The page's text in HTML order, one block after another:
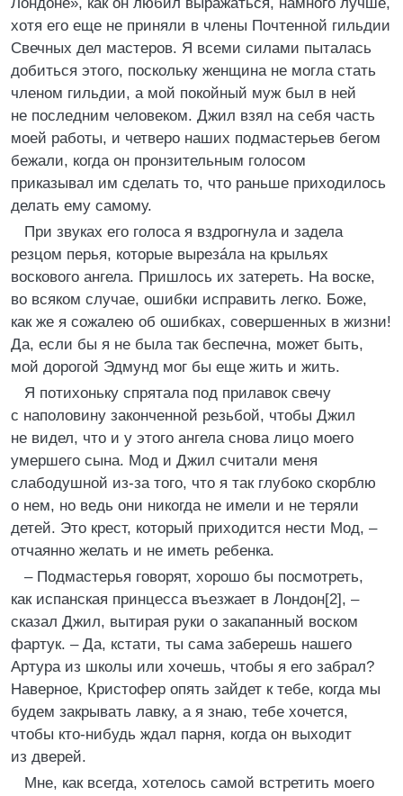
хотя его еще не приняли в члены Почтенной гильдии
Свечных дел мастеров. Я всеми силами пыталась
добиться этого, поскольку женщина не могла стать
членом гильдии, а мой покойный муж был в ней
не последним человеком. Джил взял на себя часть
моей работы, и четверо наших подмастерьев бегом
бежали, когда он пронзительным голосом
приказывал им сделать то, что раньше приходилось
делать ему самому.
При звуках его голоса я вздрогнула и задела
резцом перья, которые вырезáла на крыльях
воскового ангела. Пришлось их затереть. На воске,
во всяком случае, ошибки исправить легко. Боже,
как же я сожалею об ошибках, совершенных в жизни!
Да, если бы я не была так беспечна, может быть,
мой дорогой Эдмунд мог бы еще жить и жить.
Я потихоньку спрятала под прилавок свечу
с наполовину законченной резьбой, чтобы Джил
не видел, что и у этого ангела снова лицо моего
умершего сына. Мод и Джил считали меня
слабодушной из‑за того, что я так глубоко скорблю
о нем, но ведь они никогда не имели и не теряли
детей. Это крест, который приходится нести Мод, –
отчаянно желать и не иметь ребенка.
– Подмастерья говорят, хорошо бы посмотреть,
как испанская принцесса въезжает в Лондон[2], –
сказал Джил, вытирая руки о закапанный воском
фартук. – Да, кстати, ты сама заберешь нашего
Артура из школы или хочешь, чтобы я его забрал?
Наверное, Кристофер опять зайдет к тебе, когда мы
будем закрывать лавку, а я знаю, тебе хочется,
чтобы кто-нибудь ждал парня, когда он выходит
из дверей.
Мне, как всегда, хотелось самой встретить моего